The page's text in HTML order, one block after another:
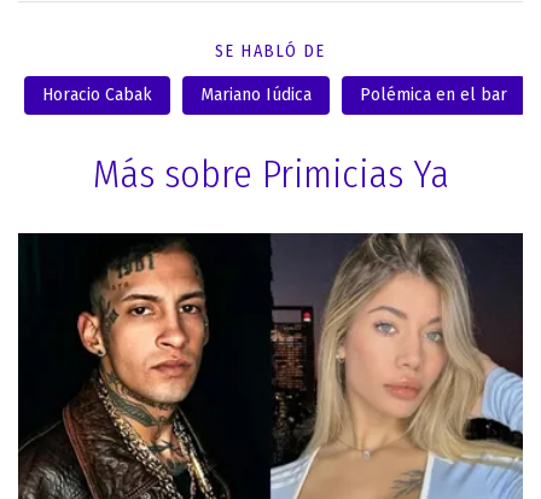
SE HABLÓ DE
Horacio Cabak Mariano Iúdica Polémica en el bar
Más sobre Primicias Ya